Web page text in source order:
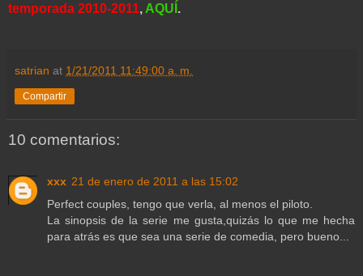
temporada 2010-2011, AQUÍ .
satrian at 1/21/2011 11:49:00 a. m.
Compartir
10 comentarios:
xxx 21 de enero de 2011 a las 15:02
Perfect couples, tengo que verla, al menos el piloto.
La sinopsis de la serie me gusta,quizás lo que me hecha
para atrás es que sea una serie de comedia, pero bueno...